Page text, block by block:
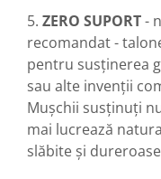
5. ZERO SUPORT-
recomandat -
pentru susținerea
sau alte invenții
Mușchii susținuți
mai lucrează
slăbite și